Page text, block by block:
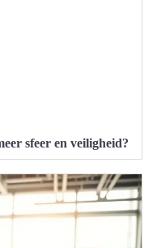
sfeer en veiligheid?